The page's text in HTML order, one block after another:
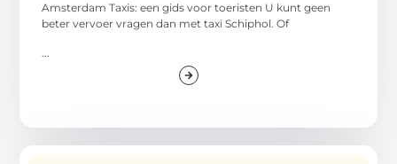
Amsterdam Taxis: een gids voor toeristen U kunt geen
beter vervoer vragen dan met taxi Schiphol. Of